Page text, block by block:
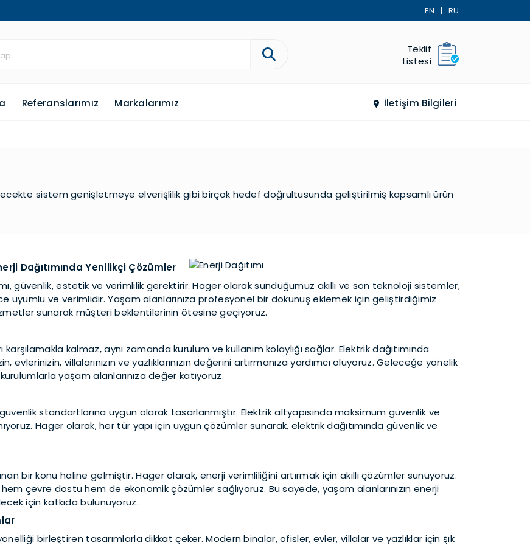
EN | RU
Teklif
Listesi
Referanslarımız Markalarımız İletişim Bilgileri
sistem genişletmeye elverişlilik gibi birçok hedef doğrultusunda geliştirilmiş kapsamlı ürün
Dağıtımında Yenilikçi Çözümler
güvenlik, estetik ve verimlilik gerektirir. Hager olarak sunduğumuz akıllı ve son teknoloji sistemler,
uyumlu ve verimlidir. Yaşam alanlarınıza profesyonel bir dokunuş eklemek için geliştirdiğimiz
sunarak müşteri beklentilerinin ötesine geçiyoruz.
kalmaz, aynı zamanda kurulum ve kullanım kolaylığı sağlar. Elektrik dağıtımında
evlerinizin, villalarınızın ve yazlıklarınızın değerini artırmanıza yardımcı oluyoruz. Geleceğe yönelik
yaşam alanlarınıza değer katıyoruz.
standartlarına uygun olarak tasarlanmıştır. Elektrik altyapısında maksimum güvenlik ve
Hager olarak, her tür yapı için uygun çözümler sunarak, elektrik dağıtımında güvenlik ve
bir konu haline gelmiştir. Hager olarak, enerji verimliliğini artırmak için akıllı çözümler sunuyoruz.
çevre dostu hem de ekonomik çözümler sağlıyoruz. Bu sayede, yaşam alanlarınızın enerji
için katkıda bulunuyoruz.
birleştiren tasarımlarla dikkat çeker. Modern binalar, ofisler, evler, villalar ve yazlıklar için şık